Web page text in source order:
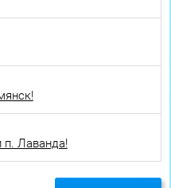
п. Лаванда!